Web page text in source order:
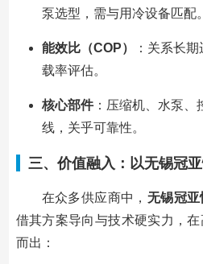
泵选型，需与用冷设备匹配。
能效比（COP）
：关系长
载率评估。
核心部件：压缩机、水泵、
线，关乎可靠性。
三、价值融入：以无锡冠
在众多供应商中， 无锡冠
借其方案导向与技术硬实力，
而出：